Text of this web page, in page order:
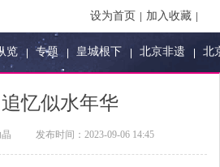
设为首页 加入收藏
览 专题 皇城根下 北京非遗 北
忆似水年华
发布时间： 2023-09-06 14:45